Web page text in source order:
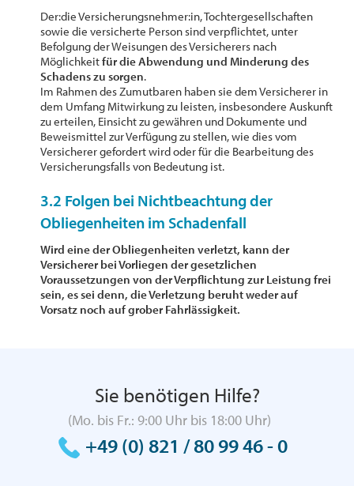
Der:die Versicherungsnehmer:in, Tochtergesellschaften
sowie die versicherte Person sind verpflichtet, unter
Befolgung der Weisungen des Versicherers nach
Möglichkeitfür die Abwendung und Minderung des
Schadens zu sorgen.
Im Rahmen des Zumutbaren haben sie dem Versicherer in
dem Umfang Mitwirkung zu leisten, insbesondere Auskunft
zu erteilen, Einsicht zu gewähren und Dokumente und
Beweismittel zur Verfügung zu stellen, wie dies vom
Versicherer gefordert wird oder für die Bearbeitung des
Versicherungsfalls von Bedeutung ist.
3.2 Folgen bei Nichtbeachtung der
Obliegenheiten im Schadenfall
Wird eine der Obliegenheiten verletzt, kann der
Versicherer bei Vorliegen der gesetzlichen
Voraussetzungen von der Verpflichtung zur Leistung frei
sein, es sei denn, die Verletzung beruht weder auf
Vorsatz noch auf grober Fahrlässigkeit.
Sie benötigen Hilfe?
(Mo. bis Fr.: 9:00 Uhr bis 18:00 Uhr)
+49 (0) 821 / 80 99 46 - 0